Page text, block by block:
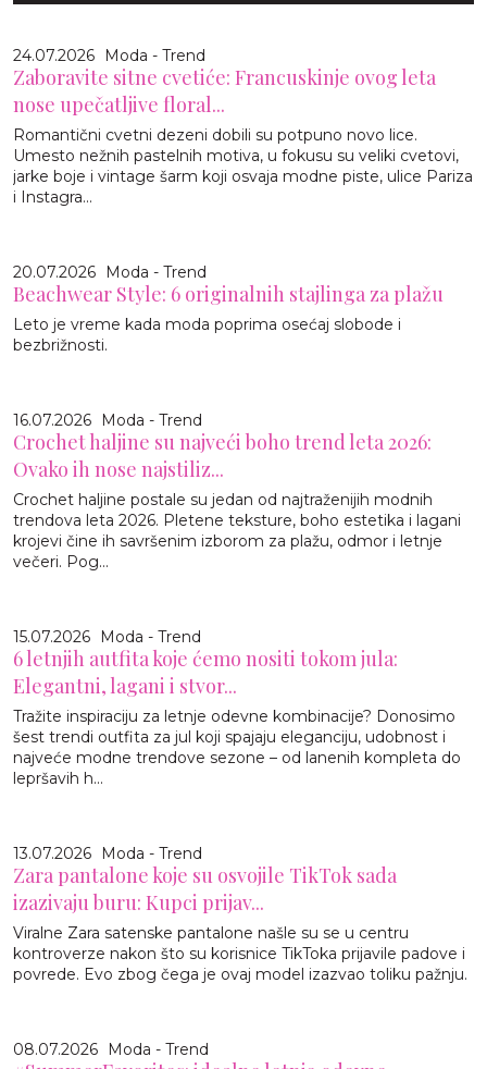
24.07.2026 Moda - Trend
Zaboravite sitne cvetiće: Francuskinje ovog leta
nose upečatljive floral...
Romantični cvetni dezeni dobili su potpuno novo lice.
Umesto nežnih pastelnih motiva, u fokusu su veliki cvetovi,
jarke boje i vintage šarm koji osvaja modne piste, ulice Pariza
i Instagra...
20.07.2026 Moda - Trend
Beachwear Style: 6 originalnih stajlinga za plažu
Leto je vreme kada moda poprima osećaj slobode i
bezbrižnosti.
16.07.2026 Moda - Trend
Crochet haljine su najveći boho trend leta 2026:
Ovako ih nose najstiliz...
Crochet haljine postale su jedan od najtraženijih modnih
trendova leta 2026. Pletene teksture, boho estetika i lagani
krojevi čine ih savršenim izborom za plažu, odmor i letnje
večeri. Pog...
15.07.2026 Moda - Trend
6 letnjih autfita koje ćemo nositi tokom jula:
Elegantni, lagani i stvor...
Tražite inspiraciju za letnje odevne kombinacije? Donosimo
šest trendi outfita za jul koji spajaju eleganciju, udobnost i
najveće modne trendove sezone – od lanenih kompleta do
lepršavih h...
13.07.2026 Moda - Trend
Zara pantalone koje su osvojile TikTok sada
izazivaju buru: Kupci prijav...
Viralne Zara satenske pantalone našle su se u centru
kontroverze nakon što su korisnice TikToka prijavile padove i
povrede. Evo zbog čega je ovaj model izazvao toliku pažnju.
08.07.2026 Moda - Trend